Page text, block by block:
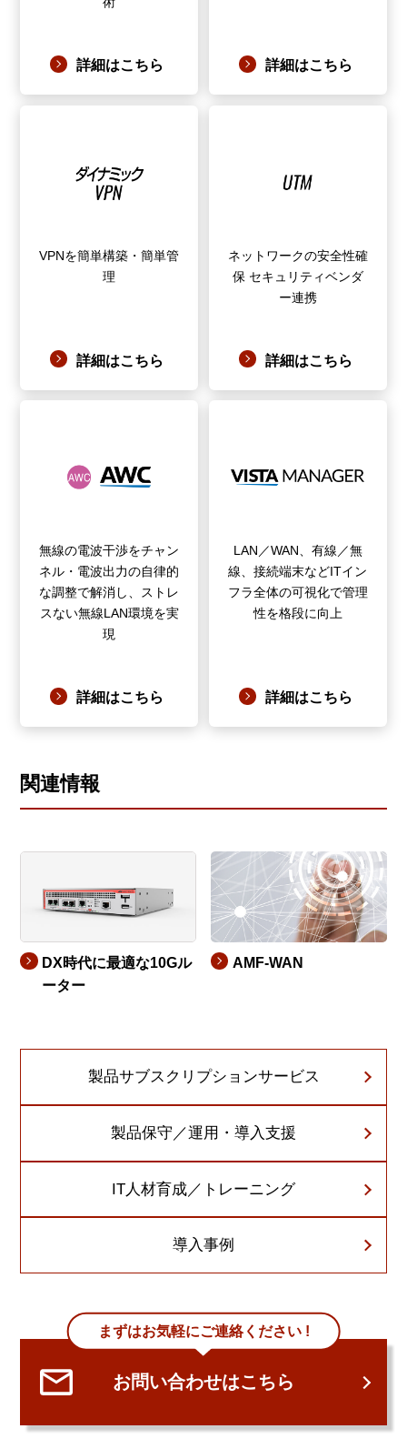
詳細はこちら 詳細はこちら
VPNを簡単構築・簡単管
理
詳細はこちら
ネットワークの安全性確
保 セキュリティベンダ
ー連携
詳細はこちら
無線の電波干渉をチャン
ネル・電波出力の自律的
な調整で解消し、ストレ
スない無線LAN環境を実
現
詳細はこちら
LAN／WAN、有線／無
線、接続端末などITイン
フラ全体の可視化で管理
性を格段に向上
詳細はこちら
関連情報
DX時代に最適な10Gル
ーター
AMF-WAN
製品サブスクリプションサービス
製品保守／運用・導入支援
IT人材育成／トレーニング
導入事例
まずはお気軽にご連絡ください !
お問い合わせはこちら